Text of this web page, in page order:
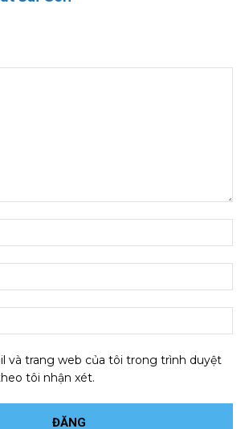
và trang web của tôi trong trình duyệt
tôi nhận xét.